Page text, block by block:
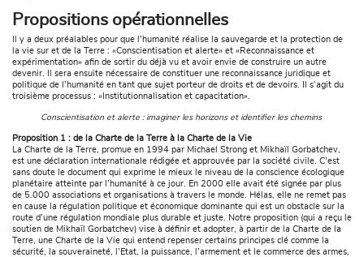
Propositions opérationnelles
Il y a deux préalables pour que l’humanité réalise la sauvegarde et la protection de
la vie sur et de la Terre : «Conscientisation et alerte» et «Reconnaissance et
expérimentation» afin de sortir du déjà vu et avoir envie de construire un autre
devenir. Il sera ensuite nécessaire de constituer une reconnaissance juridique et
politique de l’humanité en tant que sujet porteur de droits et de devoirs. Il s’agit du
troisième processus : «Institutionnalisation et capacitation».
Conscientisation et alerte : imaginer les horizons et identifier les chemins
Proposition 1 : de la Charte de la Terre à la Charte de la Vie
La Charte de la Terre, promue en 1994 par Michael Strong et Mikhaïl Gorbatchev,
est une déclaration internationale rédigée et approuvée par la société civile. C’est
sans doute le document qui exprime le mieux le niveau de la conscience écologique
planétaire atteinte par l’humanité à ce jour. En 2000 elle avait été signée par plus
de 5.000 associations et organisations à travers le monde. Hélas, elle ne remet pas
en cause la régulation politique et économique dominante qui est un obstacle sur la
route d’une régulation mondiale plus durable et juste. Notre proposition (qui a reçu le
soutien de Mikhaïl Gorbatchev) vise à définir et adopter, à partir de la Charte de la
Terre, une Charte de la Vie qui entend repenser certains principes clé comme la
sécurité, la souveraineté, l’Etat, la puissance, l’armement et le commerce des armes,